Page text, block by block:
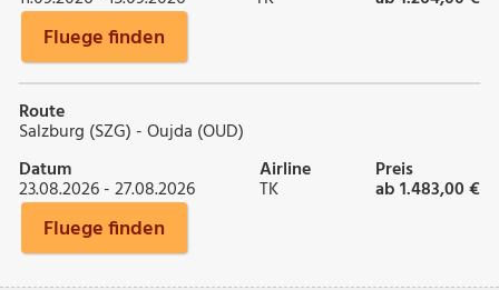
Fluege finden
Route
Salzburg (SZG) - Oujda (OUD)
Datum
23.08.2026 - 27.08.2026
Airline
TK
Preis
ab 1.483,00 €
Fluege finden